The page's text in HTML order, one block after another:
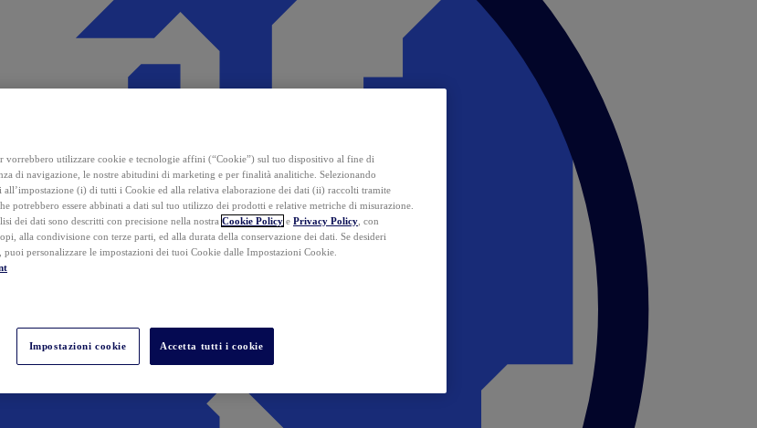
vorrebbero utilizzare cookie e tecnologie affini (“Cookie”) sul tuo dispositivo al fine di
di navigazione, le nostre abitudini di marketing e per finalità analitiche. Selezionando
all’impostazione (i) di tutti i Cookie ed alla relativa elaborazione dei dati (ii) raccolti tramite
potrebbero essere abbinati a dati sul tuo utilizzo dei prodotti e relative metriche di misurazione.
dei dati sono descritti con precisione nella nostra Cookie Policy e Privacy Policy , con
alla condivisione con terze parti, ed alla durata della conservazione dei dati. Se desideri
puoi personalizzare le impostazioni dei tuoi Cookie dalle Impostazioni Cookie.
Impostazioni cookie Accetta tutti i cookie